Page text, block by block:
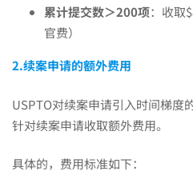
累计提交数＞200项：收取
官费）
2.续案申请的额外费用
USPTO对续案申请引入时间梯度
针对续案申请收取额外费用。
具体的，费用标准如下：